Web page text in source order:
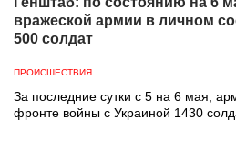
вражеской армии в личном
500 солдат
ПРОИСШЕСТВИЯ
За последние сутки с 5 на 6 мая,
фронте войны с Украиной 1430